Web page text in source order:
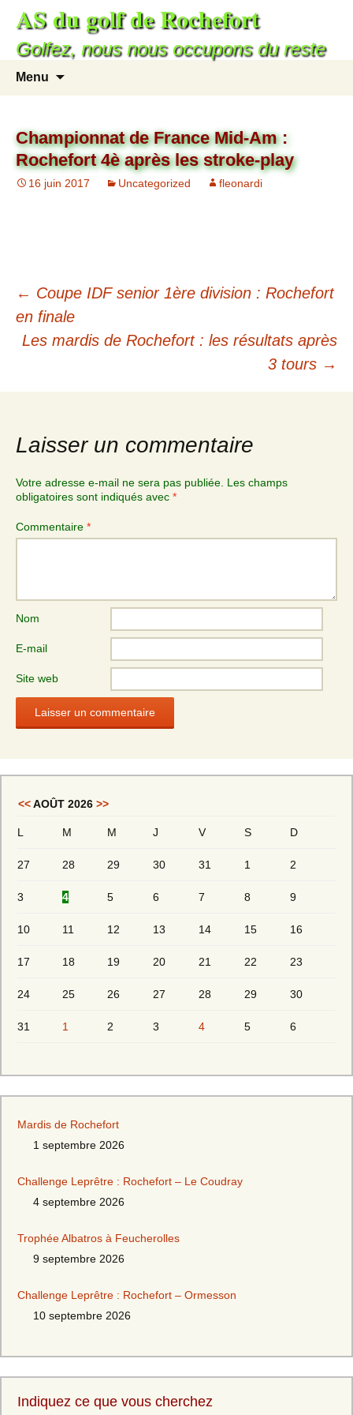
AS du golf de Rochefort
Golfez, nous nous occupons du reste
Menu
Championnat de France Mid-Am :
Rochefort 4è après les stroke-play
16 juin 2017 Uncategorized fleonardi
← Coupe IDF senior 1ère division : Rochefort
en finale
Les mardis de Rochefort : les résultats après
3 tours →
Laisser un commentaire
Votre adresse e-mail ne sera pas publiée. Les champs
obligatoires sont indiqués avec *
Commentaire *
Nom
E-mail
Site web
<<AOÛT 2026 >>
L M M J V S D
27 28 29 30 31 1 2
3 4 5 6 7 8 9
10 11 12 13 14 15 16
17 18 19 20 21 22 23
24 25 26 27 28 29 30
31 1 2 3 4 5 6
Mardis de Rochefort
1 septembre 2026
Challenge Leprêtre : Rochefort – Le Coudray
4 septembre 2026
Trophée Albatros à Feucherolles
9 septembre 2026
Challenge Leprêtre : Rochefort – Ormesson
10 septembre 2026
Indiquez ce que vous cherchez